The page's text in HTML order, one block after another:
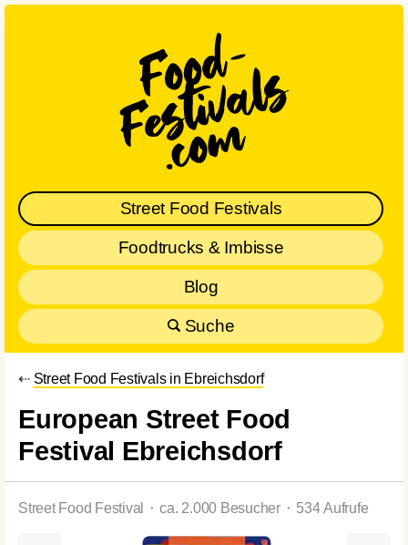
Street Food Festivals
Foodtrucks & Imbisse
Blog
Suche
⇠ Street Food Festivals in Ebreichsdorf
European Street Food
Festival Ebreichsdorf
Street Food Festival ⬝ ca. 2.000 Besucher ⬝ 534 Aufrufe